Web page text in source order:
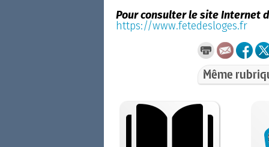
Pour consulter le site Internet
https://www.fetedesloges.fr
Même